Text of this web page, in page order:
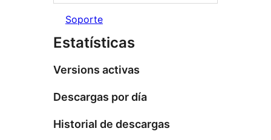
Soporte
Estatísticas
Versions activas
Descargas por día
Historial de descargas